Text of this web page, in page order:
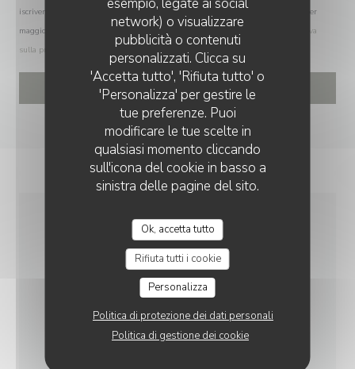
network) o visualizzare
pubblicità o contenuti
personalizzati. Clicca su
'Accetta tutto', 'Rifiuta tutto' o
'Personalizza' per gestire le
tue preferenze. Puoi
modificare le tue scelte in
qualsiasi momento cliccando
sull'icona del cookie in basso a
sinistra delle pagine del sito.
Ok, accetta tutto
Rifiuta tutti i cookie
Personalizza
Politica di protezione dei dati personali
Politica di gestione dei cookie
iscrivendoti al Registro Pubblico delle Opposizioni:
. Per
maggiori informazioni sul trattamento dei tuoi dati, consulta la nostra
informativa
sulla privacy
INFORMAZIONI
PRATICHE
CUCINA
Burger, Insalate, Cozze, Pizza, Fresco, Fatto in